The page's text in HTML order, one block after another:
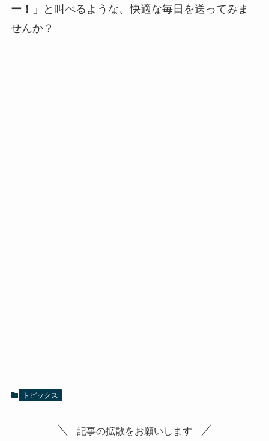
ー！
」と叫べるような、快適な毎日を送ってみま
せんか？
トピックス
記事の拡散をお願いします